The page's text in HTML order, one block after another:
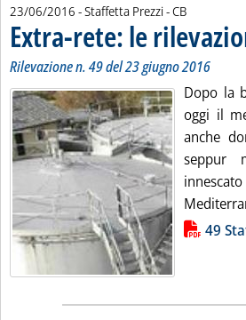
23/06/2016 - Staffetta Prezzi -di:
CB
Extra-rete: le
Rilevazione n. 49 del 23 giugno 2016
Dopo la
oggi il
anche
seppur
Lista allegati PDF alla 49